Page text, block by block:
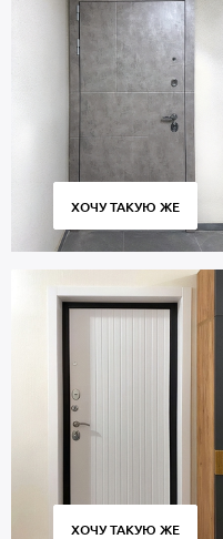
ХОЧУ ТАКУЮ ЖЕ
ХОЧУ ТАКУЮ ЖЕ